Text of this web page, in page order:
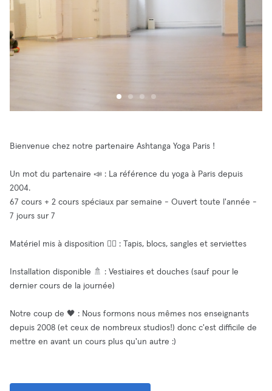
Bienvenue chez notre partenaire Ashtanga Yoga Paris !
Un mot du partenaire 📣 : La référence du yoga à Paris depuis
2004.
67 cours + 2 cours spéciaux par semaine - Ouvert toute l'année -
7 jours sur 7
Matériel mis à disposition 🧘‍♂️ : Tapis, blocs, sangles et serviettes
Installation disponible 🚿 : Vestiaires et douches (sauf pour le
dernier cours de la journée)
Notre coup de 🖤 : Nous formons nous mêmes nos enseignants
depuis 2008 (et ceux de nombreux studios!) donc c'est difficile de
mettre en avant un cours plus qu'un autre :)